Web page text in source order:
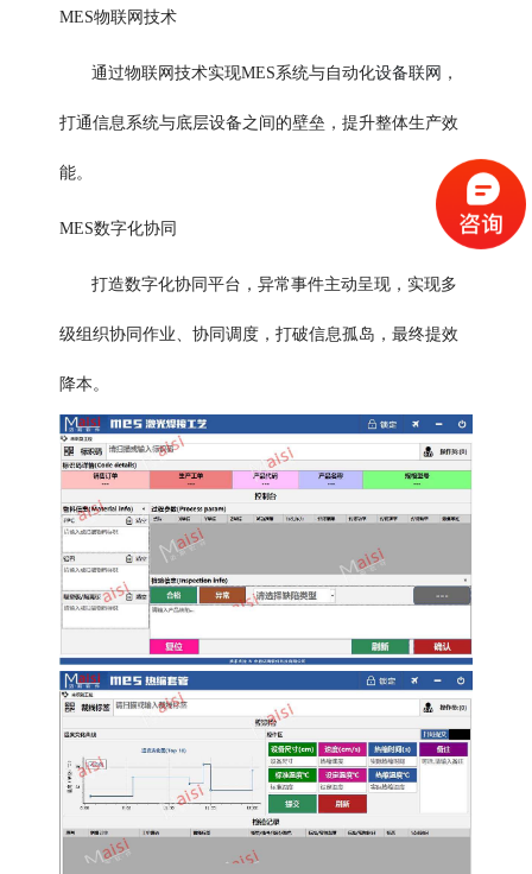
MES物联网技术
通过物联网技术实现MES系统与自动化设备联网 ，
打通信息系统与底层设备之间的壁垒，提升整体生产效
能。
MES数字化协同
打造数字化协同平台，异常事件主动呈现，实现多
级组织协同作业、协同调度，打破信息孤岛，最终提效
降本。